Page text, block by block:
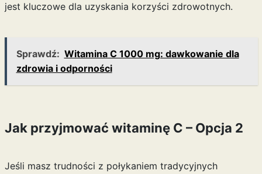
jest kluczowe dla uzyskania korzyści zdrowotnych.
Sprawdź: Witamina C 1000 mg: dawkowanie dla
zdrowia i odporności
Jak przyjmować witaminę C – Opcja 2
Jeśli masz trudności z połykaniem tradycyjnych